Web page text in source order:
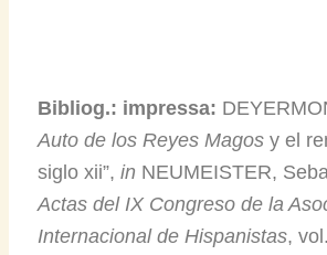
Bibliog.: impressa:
Auto de los Reyes Magosy el
siglo xii”, in NEUMEISTER,
Actas del IX Congreso de la
Internacional de Hispanistas,